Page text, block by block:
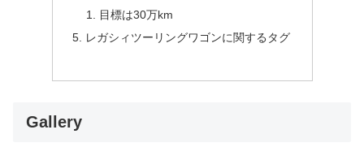
目標は30万km
レガシィツーリングワゴンに関するタグ
Gallery